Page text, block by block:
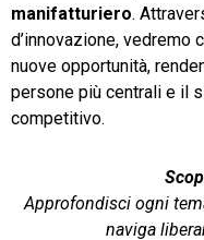
manifatturiero.
d’innovazione,
nuove opportunità,
persone più centrali e il
competitivo.
Approfondisci ogni
naviga